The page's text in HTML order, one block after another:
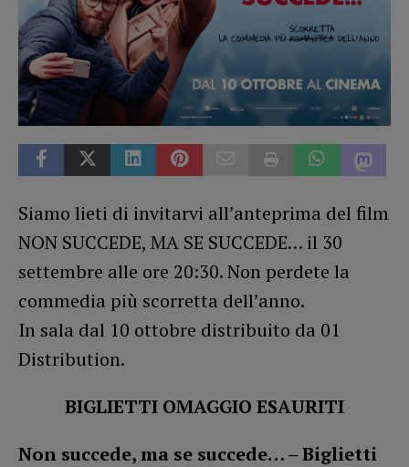
Siamo lieti di invitarvi all’anteprima del film
NON SUCCEDE, MA SE SUCCEDE… il 30
settembre alle ore 20:30. Non perdete la
commedia più scorretta dell’anno.
In sala dal 10 ottobre distribuito da 01
Distribution.
BIGLIETTI OMAGGIO ESAURITI
Non succede, ma se succede… – Biglietti